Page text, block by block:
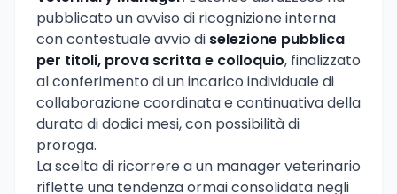
pubblicato un avviso di ricognizione interna
con contestuale avvio di selezione pubblica
per titoli, prova scritta e colloquio, finalizzato
al conferimento di un incarico individuale di
collaborazione coordinata e continuativa della
durata di dodici mesi, con possibilità di
proroga.
La scelta di ricorrere a un manager veterinario
riflette una tendenza ormai consolidata negli